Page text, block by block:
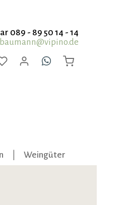
089 - 89 50 14 - 14
Weingüter